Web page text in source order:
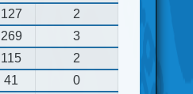
127
2
269
3
115
2
41
0